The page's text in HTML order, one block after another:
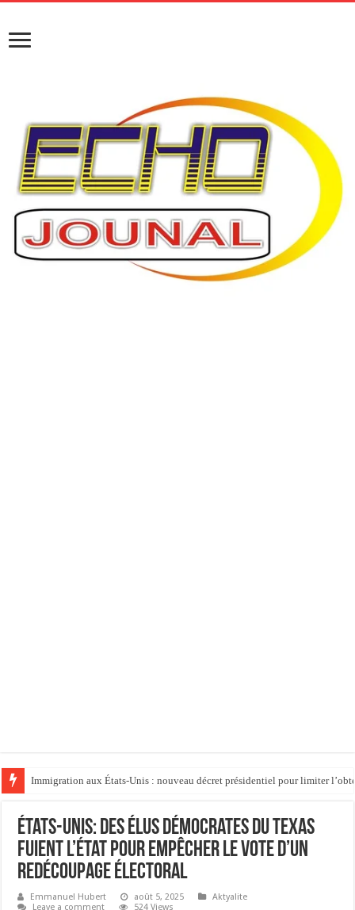
Immigration aux États-Unis : nouveau décret présidentiel pour limiter
Thaïlande : un adolescent tué ses grands-parents et fait cinq morts dans son
États-Unis: des élus démocrates du Texas
fuient l’État pour empêcher le vote d’un
redécoupage électoral
Emmanuel Hubert août 5, 2025
Aktyalite
Leave a comment
524 Views